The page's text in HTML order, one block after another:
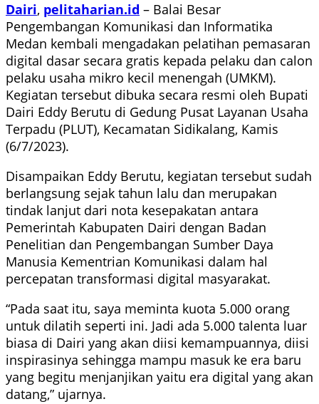
Dairi, pelitaharian.id – Balai Besar
Pengembangan Komunikasi dan Informatika
Medan kembali mengadakan pelatihan pemasaran
digital dasar secara gratis kepada pelaku dan calon
pelaku usaha mikro kecil menengah (UMKM).
Kegiatan tersebut dibuka secara resmi oleh Bupati
Dairi Eddy Berutu di Gedung Pusat Layanan Usaha
Terpadu (PLUT), Kecamatan Sidikalang, Kamis
(6/7/2023).
Disampaikan Eddy Berutu, kegiatan tersebut sudah
berlangsung sejak tahun lalu dan merupakan
tindak lanjut dari nota kesepakatan antara
Pemerintah Kabupaten Dairi dengan Badan
Penelitian dan Pengembangan Sumber Daya
Manusia Kementrian Komunikasi dalam hal
percepatan transformasi digital masyarakat.
“Pada saat itu, saya meminta kuota 5.000 orang
untuk dilatih seperti ini. Jadi ada 5.000 talenta luar
biasa di Dairi yang akan diisi kemampuannya, diisi
inspirasinya sehingga mampu masuk ke era baru
yang begitu menjanjikan yaitu era digital yang akan
datang,” ujarnya.